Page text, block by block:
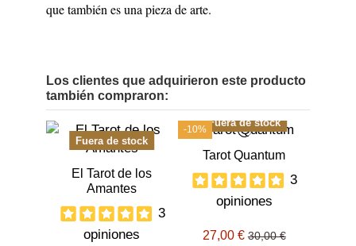
que también es una pieza de arte.
Los clientes que adquirieron este producto
también compraron:
Fuera de stock
El Tarot de los
Amantes
3
opiniones
-10%
Fuera de stock
Tarot Quantum
3
opiniones
27,00 €30,00 €